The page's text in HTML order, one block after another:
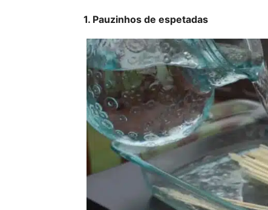
1. Pauzinhos de espetadas